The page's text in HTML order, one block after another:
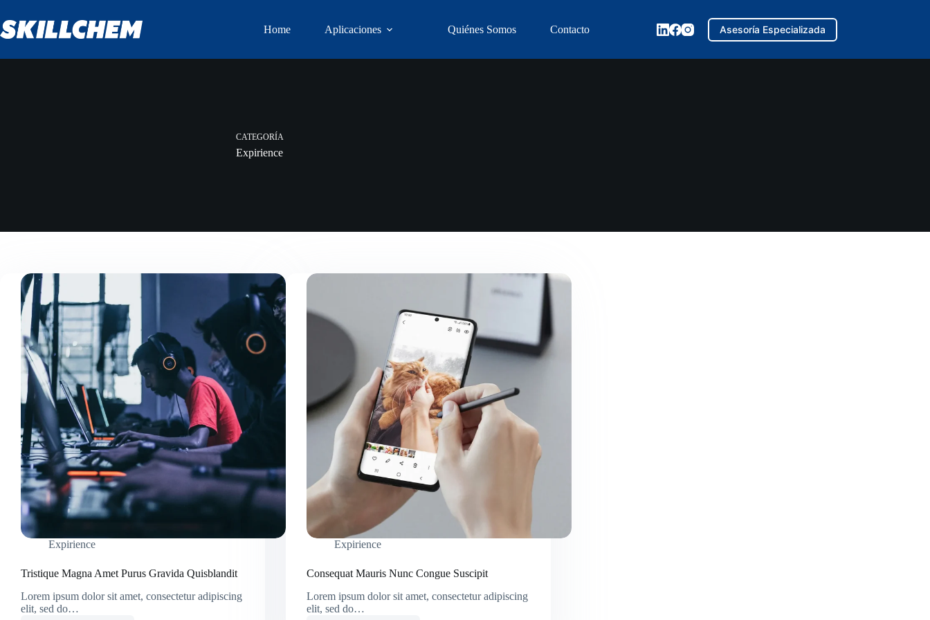
al
contenido
Home Aplicaciones Quiénes Somos Contacto Asesoría Especializada
CATEGORÍA
Expirience
Expirience
Tristique Magna Amet Purus Gravida Quisblandit
Lorem ipsum dolor sit amet, consectetur adipiscing
elit, sed do…
Expirience
Consequat Mauris Nunc Congue Suscipit
Lorem ipsum dolor sit amet, consectetur adipiscing
elit, sed do…